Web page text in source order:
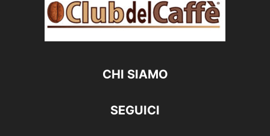
CHI SIAMO
SEGUICI